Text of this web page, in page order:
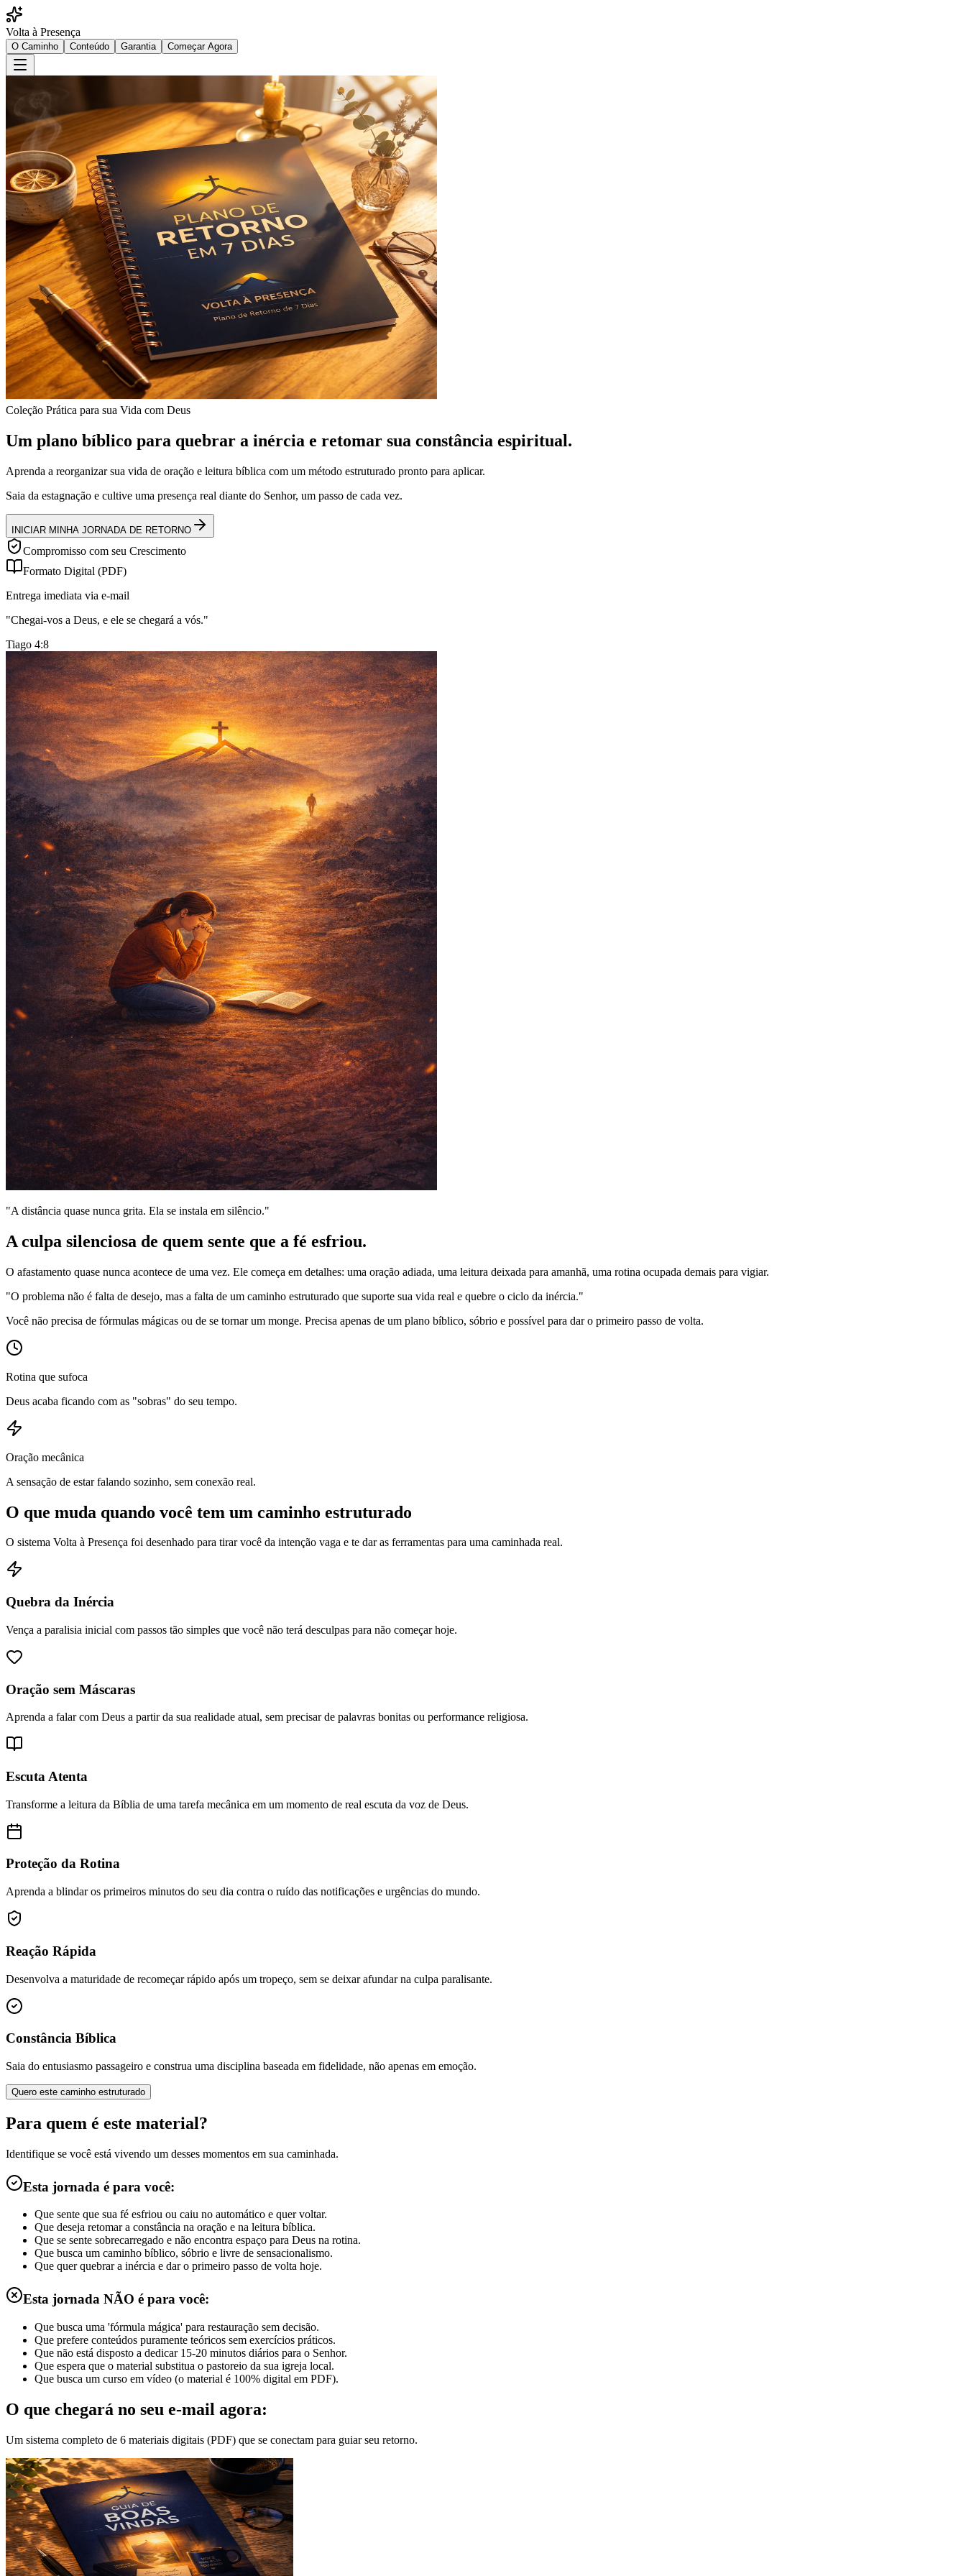
Volta à Presença
O Caminho Conteúdo Garantia Começar Agora
Coleção Prática para sua Vida com Deus
Um plano bíblico para quebrar a inércia e retomar sua constância espiritual.
Aprenda a reorganizar sua vida de oração e leitura bíblica com um método estruturado pronto para aplicar.
Saia da estagnação e cultive uma presença real diante do Senhor, um passo de cada vez.
INICIAR MINHA JORNADA DE RETORNO
Compromisso com seu Crescimento
Formato Digital (PDF)
Entrega imediata via e-mail
"Chegai-vos a Deus, e ele se chegará a vós."
Tiago 4:8
"A distância quase nunca grita. Ela se instala em silêncio."
A culpa silenciosa de quem sente que a fé esfriou.
O afastamento quase nunca acontece de uma vez. Ele começa em detalhes: uma oração adiada, uma leitura deixada para amanhã, uma rotina ocupada demais para vigiar.
"O problema não é falta de desejo, mas a falta de um caminho estruturado que suporte sua vida real e quebre o ciclo da inércia."
Você não precisa de fórmulas mágicas ou de se tornar um monge. Precisa apenas de um plano bíblico, sóbrio e possível para dar o primeiro passo de volta.
Rotina que sufoca
Deus acaba ficando com as "sobras" do seu tempo.
Oração mecânica
A sensação de estar falando sozinho, sem conexão real.
O que muda quando você tem um caminho estruturado
O sistema Volta à Presença foi desenhado para tirar você da intenção vaga e te dar as ferramentas para uma caminhada real.
Quebra da Inércia
Vença a paralisia inicial com passos tão simples que você não terá desculpas para não começar hoje.
Oração sem Máscaras
Aprenda a falar com Deus a partir da sua realidade atual, sem precisar de palavras bonitas ou performance religiosa.
Escuta Atenta
Transforme a leitura da Bíblia de uma tarefa mecânica em um momento de real escuta da voz de Deus.
Proteção da Rotina
Aprenda a blindar os primeiros minutos do seu dia contra o ruído das notificações e urgências do mundo.
Reação Rápida
Desenvolva a maturidade de recomeçar rápido após um tropeço, sem se deixar afundar na culpa paralisante.
Constância Bíblica
Saia do entusiasmo passageiro e construa uma disciplina baseada em fidelidade, não apenas em emoção.
Quero este caminho estruturado
Para quem é este material?
Identifique se você está vivendo um desses momentos em sua caminhada.
Esta jornada é para você:
Que sente que sua fé esfriou ou caiu no automático e quer voltar.
Que deseja retomar a constância na oração e na leitura bíblica.
Que se sente sobrecarregado e não encontra espaço para Deus na rotina.
Que busca um caminho bíblico, sóbrio e livre de sensacionalismo.
Que quer quebrar a inércia e dar o primeiro passo de volta hoje.
Esta jornada NÃO é para você:
Que busca uma 'fórmula mágica' para restauração sem decisão.
Que prefere conteúdos puramente teóricos sem exercícios práticos.
Que não está disposto a dedicar 15-20 minutos diários para o Senhor.
Que espera que o material substitua o pastoreio da sua igreja local.
Que busca um curso em vídeo (o material é 100% digital em PDF).
O que chegará no seu e-mail agora:
Um sistema completo de 6 materiais digitais (PDF) que se conectam para guiar seu retorno.